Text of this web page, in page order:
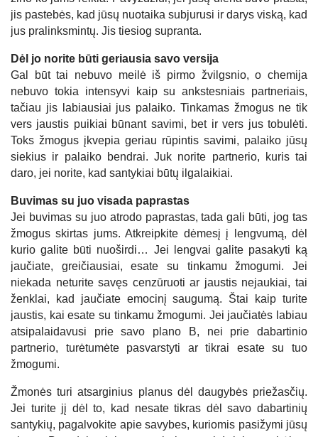
jis pastebės, kad jūsų nuotaika subjurusi ir darys viską, kad
jus pralinksmintų. Jis tiesiog supranta.
Dėl jo norite būti geriausia savo versija
Gal būt tai nebuvo meilė iš pirmo žvilgsnio, o chemija
nebuvo tokia intensyvi kaip su ankstesniais partneriais,
tačiau jis labiausiai jus palaiko. Tinkamas žmogus ne tik
vers jaustis puikiai būnant savimi, bet ir vers jus tobulėti.
Toks žmogus įkvepia geriau rūpintis savimi, palaiko jūsų
siekius ir palaiko bendrai. Juk norite partnerio, kuris tai
daro, jei norite, kad santykiai būtų ilgalaikiai.
Buvimas su juo visada paprastas
Jei buvimas su juo atrodo paprastas, tada gali būti, jog tas
žmogus skirtas jums. Atkreipkite dėmesį į lengvumą, dėl
kurio galite būti nuoširdi… Jei lengvai galite pasakyti ką
jaučiate, greičiausiai, esate su tinkamu žmogumi. Jei
niekada neturite savęs cenzūruoti ar jaustis nejaukiai, tai
ženklai, kad jaučiate emocinį saugumą. Štai kaip turite
jaustis, kai esate su tinkamu žmogumi. Jei jaučiatės labiau
atsipalaidavusi prie savo plano B, nei prie dabartinio
partnerio, turėtumėte pasvarstyti ar tikrai esate su tuo
žmogumi.
Žmonės turi atsarginius planus dėl daugybės priežasčių.
Jei turite jį dėl to, kad nesate tikras dėl savo dabartinių
santykių, pagalvokite apie savybes, kuriomis pasižymi jūsų